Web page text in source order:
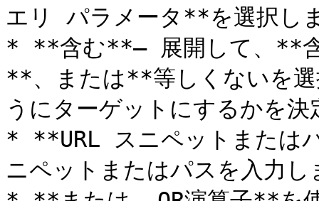
エリ パラメータ**を選択し
* **含む**– 展開して、**
**、または**等しくないを
うにターゲットにするかを決
* **URL スニペットまたは
ニペットまたはパスを入力し